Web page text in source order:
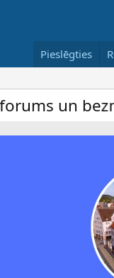
Pieslēgties